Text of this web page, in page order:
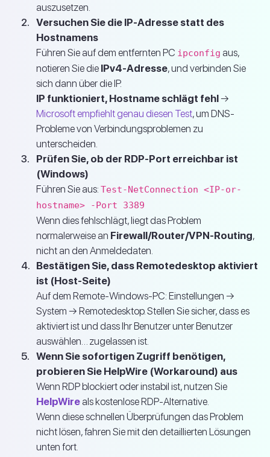
auszusetzen.
Versuchen Sie die IP-Adresse statt des
Hostnamens
Führen Sie auf dem entfernten PC ipconfig aus,
notieren Sie die IPv4-Adresse, und verbinden Sie
sich dann über die IP.
IP funktioniert, Hostname schlägt fehl→
Microsoft empfiehlt genau diesen Test, um DNS-
Probleme von Verbindungsproblemen zu
unterscheiden.
Prüfen Sie, ob der RDP-Port erreichbar ist
(Windows)
Führen Sie aus: Test-NetConnection <IP-or-
hostname> -Port 3389
Wenn dies fehlschlägt, liegt das Problem
normalerweise an Firewall/Router/VPN-Routing,
nicht an den Anmeldedaten.
Bestätigen Sie, dass Remotedesktop aktiviert
ist (Host-Seite)
Auf dem Remote-Windows-PC: Einstellungen →
System → Remotedesktop. Stellen Sie sicher, dass es
aktiviert ist und dass Ihr Benutzer unter Benutzer
auswählen… zugelassen ist.
Wenn Sie sofortigen Zugriff benötigen,
probieren Sie HelpWire (Workaround) aus
Wenn RDP blockiert oder instabil ist, nutzen Sie
HelpWire als kostenlose RDP-Alternative.
Wenn diese schnellen Überprüfungen das Problem
nicht lösen, fahren Sie mit den detaillierten Lösungen
unten fort.